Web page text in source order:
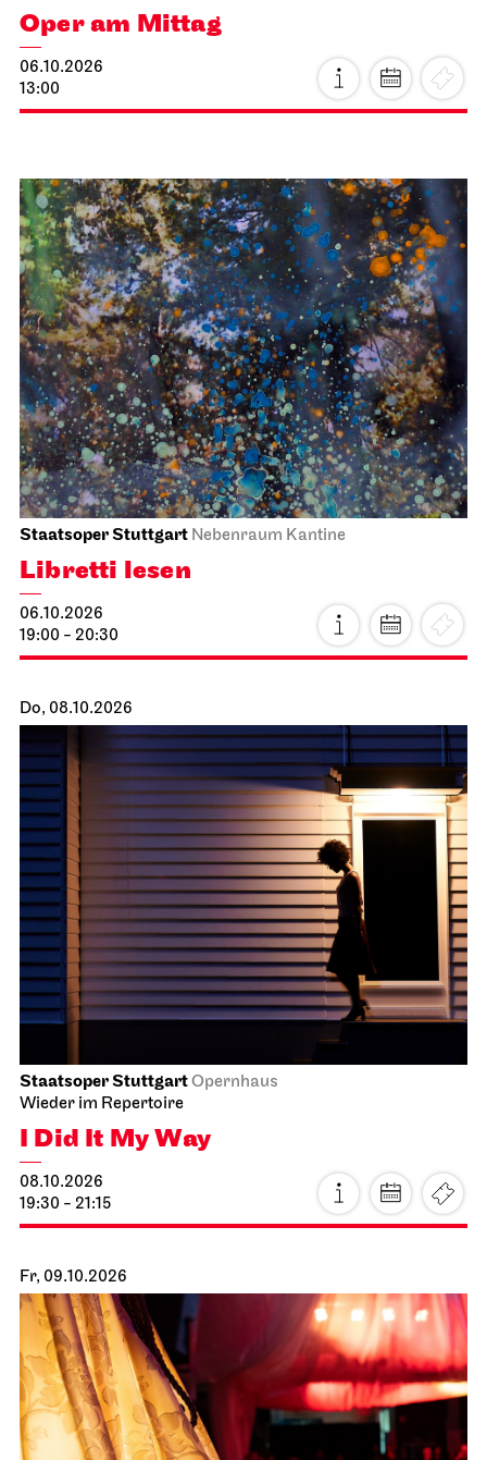
Oper am Mittag
06.10.2026
13:00
Staatsoper Stuttgart Nebenraum Kantine
Libretti lesen
06.10.2026
19:00 - 20:30
Do, 08.10.2026
Staatsoper StuttgartOpernhaus
Wieder im Repertoire
I Did It My Way
08.10.2026
19:30 - 21:15
Fr, 09.10.2026